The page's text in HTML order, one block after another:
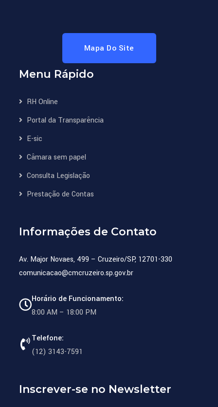
Mapa Do Site
Menu Rápido
RH Online
Portal da Transparência
E-sic
Câmara sem papel
Consulta Legislação
Prestação de Contas
Informações de Contato
Av. Major Novaes, 499 – Cruzeiro/SP, 12701-330
comunicacao@cmcruzeiro.sp.gov.br
Horário de Funcionamento:
8:00 AM – 18:00 PM
Telefone:
(12) 3143-7591
Inscrever-se no Newsletter